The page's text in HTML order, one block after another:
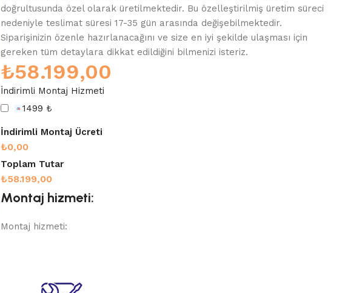
doğrultusunda özel olarak üretilmektedir. Bu özelleştirilmiş üretim süreci
nedeniyle teslimat süresi 17-35 gün arasında değişebilmektedir.
Siparişinizin özenle hazırlanacağını ve size en iyi şekilde ulaşması için
gereken tüm detaylara dikkat edildiğini bilmenizi isteriz.
₺58.199,00
İndirimli Montaj Hizmeti
1499 ₺
İndirimli Montaj Ücreti
₺0,00
Toplam Tutar
₺58.199,00
Montaj hizmeti:
Montaj hizmeti: